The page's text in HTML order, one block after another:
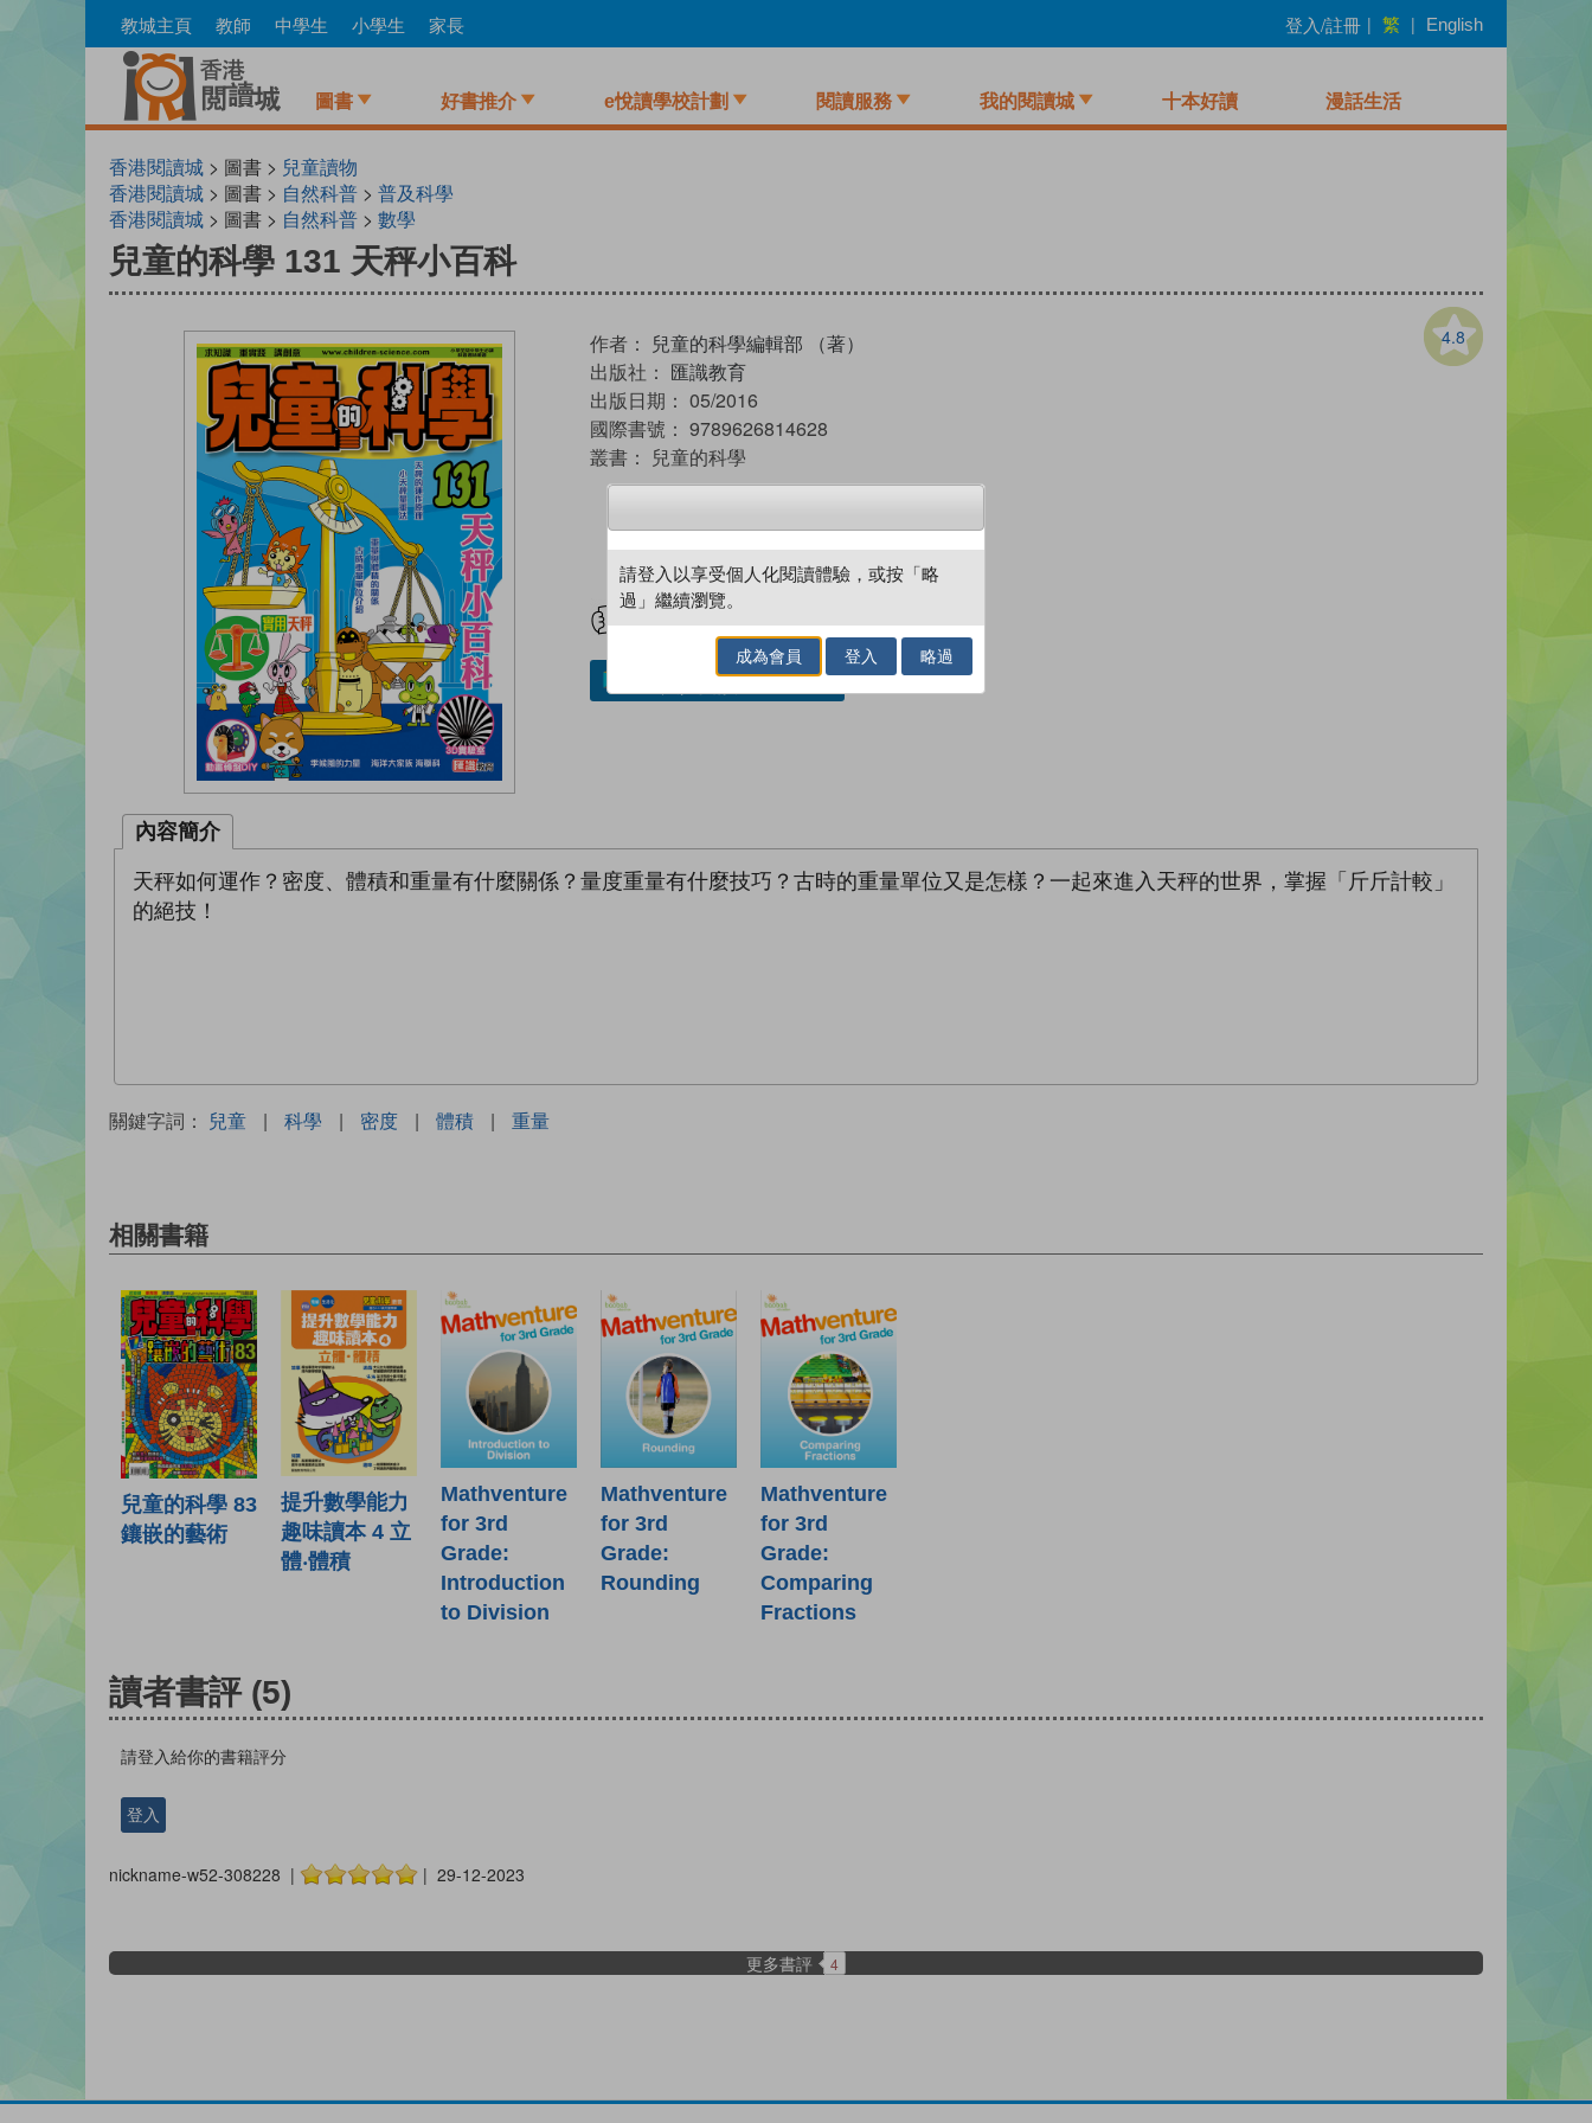
to
教城主頁 教師 中學生 小學生 家長 登入/註冊 | 繁 | English
圖書 好書推介 e悅讀學校計劃 閱讀服務 我的閱讀城 十本好讀 漫話生活
香港閱讀城 > 圖書 > 兒童讀物
香港閱讀城 > 圖書 > 自然科普 > 普及科學
香港閱讀城 > 圖書 > 自然科普 > 數學
兒童的科學 131 天秤小百科
4.8
作者： 兒童的科學編輯部 （著）
出版社： 匯識教育
出版日期： 05/2016
國際書號： 9789626814628
叢書： 兒童的科學
試閲 加入閱讀紀錄
內容簡介
天秤如何運作？密度、體積和重量有什麼關係？量度重量有什麼技巧？古時的重量單位又是怎樣？一起來進入天秤的世界，掌握「斤斤計較」
的絕技！
關鍵字詞： 兒童 | 科學 | 密度 | 體積 | 重量
相關書籍
兒童的科學 83
鑲嵌的藝術
提升數學能力
趣味讀本 4 立
體‧體積
Mathventure
for 3rd
Grade:
Introduction
to Division
Mathventure
for 3rd
Grade:
Rounding
Mathventure
for 3rd
Grade:
Comparing
Fractions
讀者書評 (5)
請登入給你的書籍評分
登入
nickname-w52-308228 | | 29-12-2023
更多書評 4
請登入以享受個人化閱讀體驗，或按「略
過」繼續瀏覽。
成為會員 登入 略過